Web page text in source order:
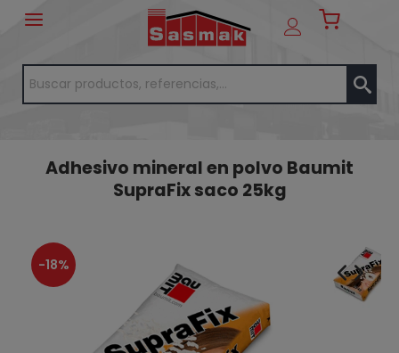
Adhesivo mineral en polvo Baumit
SupraFix saco 25kg
-18%